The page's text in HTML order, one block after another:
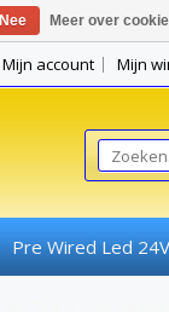
Mijn account Mijn
Pre Wired Led 24V
Nee Meer over